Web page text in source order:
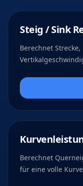
Steig / Sink
Berechnet
Berechnet
für eine volle